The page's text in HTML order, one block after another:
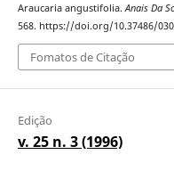
Araucaria angustifolia. Anais Da
568. https://doi.org/10.37486/
Fomatos de Citação
Edição
v. 25 n. 3 (1996)